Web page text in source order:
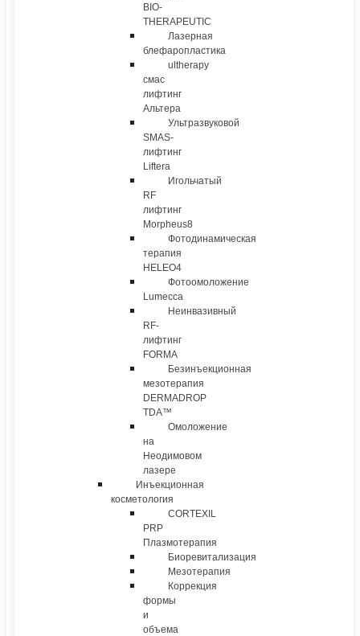
BIO-
THERAPEUTIC
Лазерная
блефаропластика
ultherapy
смас
лифтинг
Альтера
Ультразвуковой
SMAS-
лифтинг
Liftera
Игольчатый
RF
лифтинг
Morpheus8
Фотодинамическая
терапия
HELEO4
Фотоомоложение
Lumecca
Неинвазивный
RF-
лифтинг
FORMA
Безинъекционная
мезотерапия
DERMADROP
TDA™
Омоложение
на
Неодимовом
лазере
Инъекционная
косметология
CORTEXIL
PRP
Плазмотерапия
Биоревитализация
Мезотерапия
Коррекция
формы
и
объема